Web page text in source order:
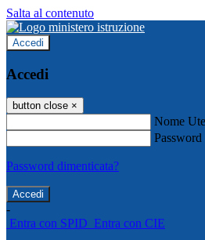
Salta al contenuto
Accedi
Accedi
button close ×
Nome
Password
Password dimenticata?
-
Entra con SPID Entra con CIE